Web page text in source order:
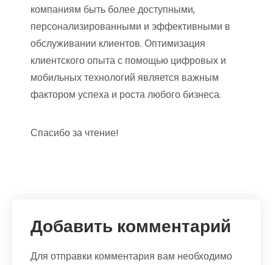
компаниям быть более доступными,
персонализированными и эффективными в
обслуживании клиентов. Оптимизация
клиентского опыта с помощью цифровых и
мобильных технологий является важным
фактором успеха и роста любого бизнеса.
Спасибо за чтение!
Добавить комментарий
Для отправки комментария вам необходимо